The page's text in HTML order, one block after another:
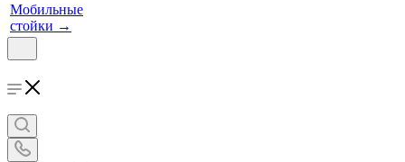
Мобильные
стойки →